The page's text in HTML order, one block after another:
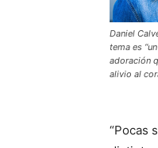
Daniel
tema es
adoración
alivio al
“Pocas